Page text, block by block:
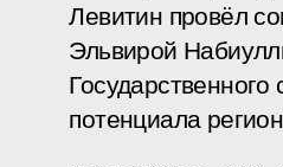
Левитин провёл
Эльвирой
потенциала